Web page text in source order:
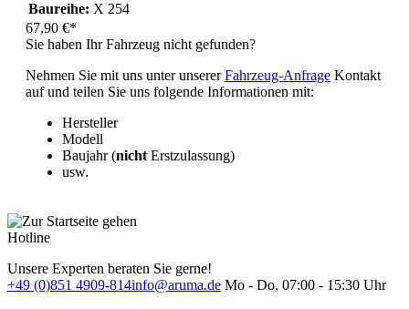
Baureihe: X 254
67,90 €*
Sie haben Ihr Fahrzeug nicht gefunden?
Nehmen Sie mit uns unter unsererFahrzeug-Anfrage Kontakt
auf und teilen Sie uns folgende Informationen mit:
Hersteller
Modell
Baujahr (nicht Erstzulassung)
usw.
Hotline
Unsere Experten beraten Sie gerne!
+49 (0)851 4909-814info@aruma.de Mo - Do, 07:00 - 15:30 Uhr